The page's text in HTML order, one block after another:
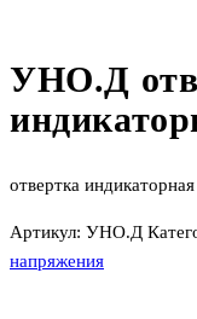
УНО.Д
отвертка
Артикул: УНО.Д
напряжения